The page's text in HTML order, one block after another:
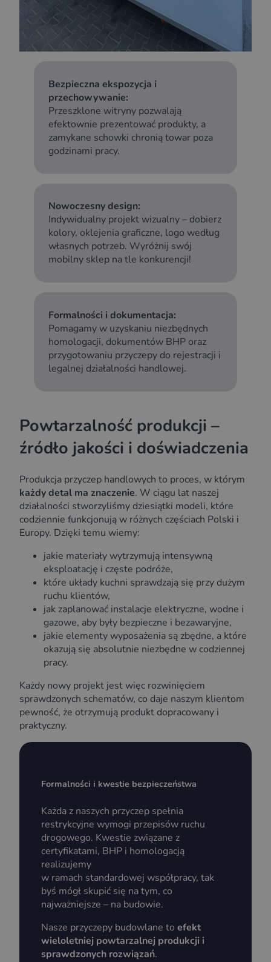
Bezpieczna ekspozycja i
przechowywanie:
Przeszklone witryny pozwalają
efektownie prezentować produkty, a
zamykane schowki chronią towar poza
godzinami pracy.
Nowoczesny design:
Indywidualny projekt wizualny – dobierz
kolory, oklejenia graficzne, logo według
własnych potrzeb. Wyróżnij swój
mobilny sklep na tle konkurencji!
Formalności i dokumentacja:
Pomagamy w uzyskaniu niezbędnych
homologacji, dokumentów BHP oraz
przygotowaniu przyczepy do rejestracji i
legalnej działalności handlowej.
Powtarzalność produkcji –
źródło jakości i doświadczenia
Produkcja przyczep handlowych to proces, w którym
każdy detal ma znaczenie. W ciągu lat naszej
działalności stworzyliśmy dziesiątki modeli, które
codziennie funkcjonują w różnych częściach Polski i
Europy. Dzięki temu wiemy:
jakie materiały wytrzymują intensywną
eksploatację i częste podróże,
które układy kuchni sprawdzają się przy dużym
ruchu klientów,
jak zaplanować instalacje elektryczne, wodne i
gazowe, aby były bezpieczne i bezawaryjne,
jakie elementy wyposażenia są zbędne, a które
okazują się absolutnie niezbędne w codziennej
pracy.
Każdy nowy projekt jest więc rozwinięciem
sprawdzonych schematów, co daje naszym klientom
pewność, że otrzymują produkt dopracowany i
praktyczny.
Formalności i kwestie bezpieczeństwa
Każda z naszych przyczep spełnia
restrykcyjne wymogi przepisów ruchu
drogowego. Kwestie związane z
certyfikatami, BHP i homologacją
realizujemy
w ramach standardowej współpracy, tak
byś mógł skupić się na tym, co
najważniejsze – na budowie.
Nasze przyczepy budowlane to efekt
wieloletniej powtarzalnej produkcji i
sprawdzonych rozwiązań.